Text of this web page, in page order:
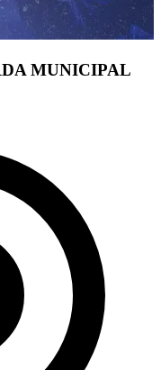
MUNICIPAL